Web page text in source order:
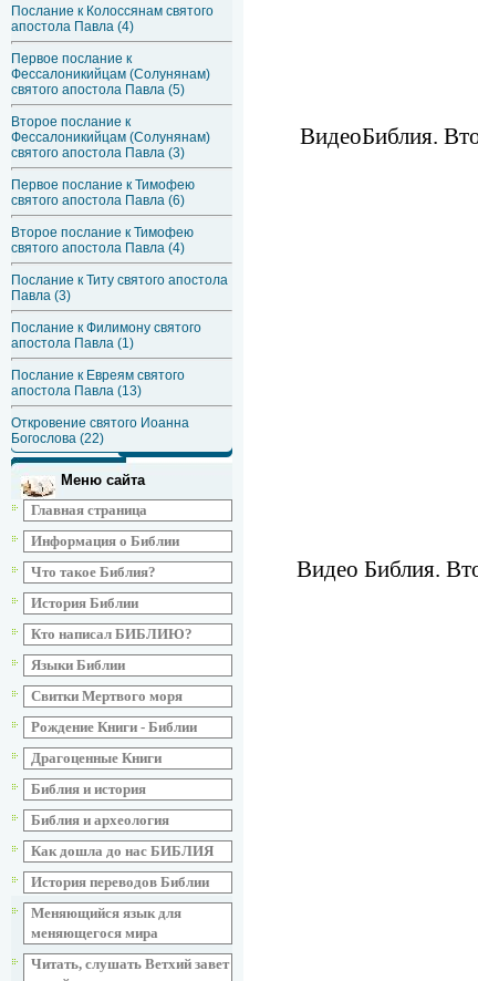
Послание к Колоссянам святого
апостола Павла (4)
Первое послание к
Фессалоникийцам (Солунянам)
святого апостола Павла (5)
Второе послание к
Фессалоникийцам (Солунянам)
святого апостола Павла (3)
Первое послание к Тимофею
святого апостола Павла (6)
Второе послание к Тимофею
святого апостола Павла (4)
Послание к Титу святого апостола
Павла (3)
Послание к Филимону святого
апостола Павла (1)
Послание к Евреям святого
апостола Павла (13)
Откровение святого Иоанна
Богослова (22)
Меню сайта
Главная страница
Информация о Библии
Что такое Библия?
История Библии
Кто написал БИБЛИЮ?
Языки Библии
Свитки Мертвого моря
Рождение Книги - Библии
Драгоценные Книги
Библия и история
Библия и археология
Как дошла до нас БИБЛИЯ
История переводов Библии
Меняющийся язык для
меняющегося мира
Читать, слушать Ветхий завет
ВидеоБиблия.
Видео Библия.